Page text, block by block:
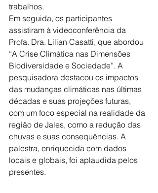
trabalhos.
Em seguida, os participantes
assistiram à videoconferência da
Profa. Dra. Lilian Casatti, que abordou
“A Crise Climática nas Dimensões
Biodiversidade e Sociedade”. A
pesquisadora destacou os impactos
das mudanças climáticas nas últimas
décadas e suas projeções futuras,
com um foco especial na realidade da
região de Jales, como a redução das
chuvas e suas consequências. A
palestra, enriquecida com dados
locais e globais, foi aplaudida pelos
presentes.